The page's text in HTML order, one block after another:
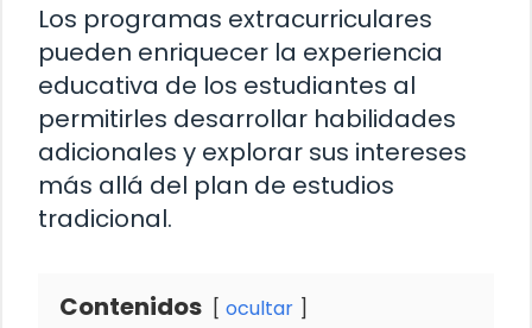
Los programas extracurriculares
pueden enriquecer la experiencia
educativa de los estudiantes al
permitirles desarrollar habilidades
adicionales y explorar sus intereses
más allá del plan de estudios
tradicional.
Contenidos ocultar